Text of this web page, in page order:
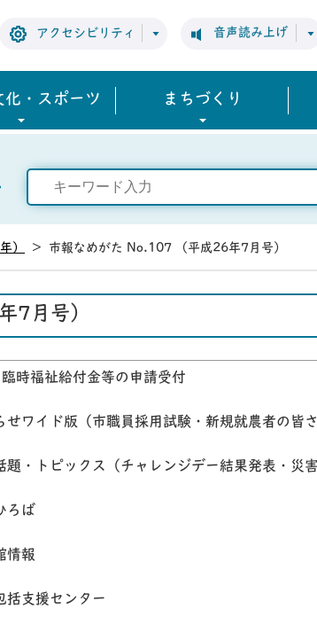
アクセシビリティ 音声読み上げ
化・スポーツ まちづくり
） > 市報なめがた No.107 （平成26年7月号）
7月号）
時福祉給付金等の申請受付
せワイド版（市職員採用試験・新規就農者の皆
題・トピックス（チャレンジデー結果発表・災
ろば
情報
括支援センター